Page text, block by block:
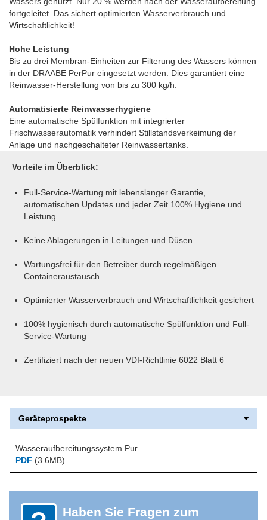
fortgeleitet. Das sichert optimierten Wasserverbrauch und
Wirtschaftlichkeit!
Hohe Leistung
Bis zu drei Membran-Einheiten zur Filterung des Wassers können
in der DRAABE PerPur eingesetzt werden. Dies garantiert eine
Reinwasser-Herstellung von bis zu 300 kg/h.
Automatisierte Reinwasserhygiene
Eine automatische Spülfunktion mit integrierter
Frischwasserautomatik verhindert Stillstandsverkeimung der
Anlage und nachgeschalteter Reinwassertanks.
Vorteile im Überblick:
Full-Service-Wartung mit lebenslanger Garantie,
automatischen Updates und jeder Zeit 100% Hygiene und
Leistung
Keine Ablagerungen in Leitungen und Düsen
Wartungsfrei für den Betreiber durch regelmäßigen
Containeraustausch
Optimierter Wasserverbrauch und Wirtschaftlichkeit gesichert
100% hygienisch durch automatische Spülfunktion und Full-
Service-Wartung
Zertifiziert nach der neuen VDI-Richtlinie 6022 Blatt 6
Geräteprospekte
Wasseraufbereitungssystem Pur
PDF (3.6MB)
Haben Sie Fragen zum